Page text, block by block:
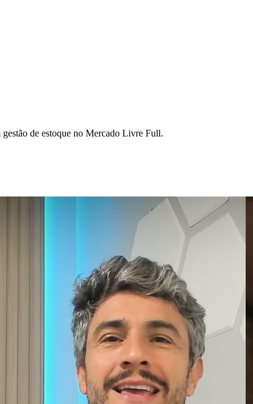
de estoque no Mercado Livre Full.